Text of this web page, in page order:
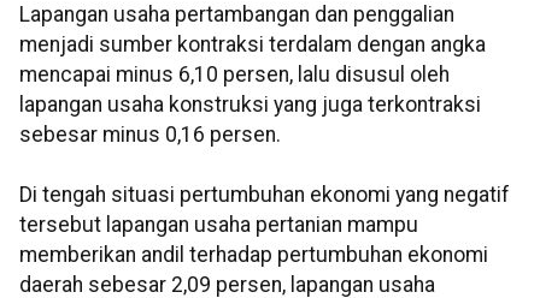
Lapangan usaha pertambangan dan penggalian
menjadi sumber kontraksi terdalam dengan angka
mencapai minus 6,10 persen, lalu disusul oleh
lapangan usaha konstruksi yang juga terkontraksi
sebesar minus 0,16 persen.
Di tengah situasi pertumbuhan ekonomi yang negatif
tersebut lapangan usaha pertanian mampu
memberikan andil terhadap pertumbuhan ekonomi
daerah sebesar 2,09 persen, lapangan usaha